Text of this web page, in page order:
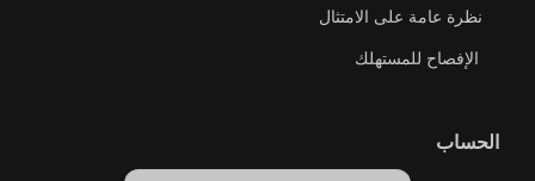
نظرة عامة على الامتثال
الإفصاح للمستهلك
الحساب